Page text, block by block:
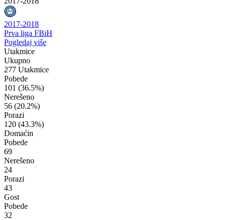
2017-2018
Prva liga FBiH
Pogledaj više
Utakmice
Ukupno
277 Utakmice
Pobede
101 (36.5%)
Nerešeno
56 (20.2%)
Porazi
120 (43.3%)
Domaćin
Pobede
69
Nerešeno
24
Porazi
43
Gost
Pobede
32